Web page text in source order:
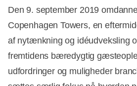
Den 9. september 2019
Copenhagen Towers, en
af nytænkning og idéudveksling
fremtidens bæredygtig
udfordringer og muligheder